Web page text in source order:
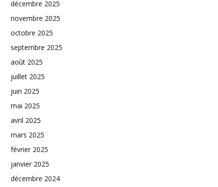
décembre 2025
novembre 2025
octobre 2025
septembre 2025
août 2025
juillet 2025
juin 2025
mai 2025
avril 2025
mars 2025
février 2025
janvier 2025
décembre 2024